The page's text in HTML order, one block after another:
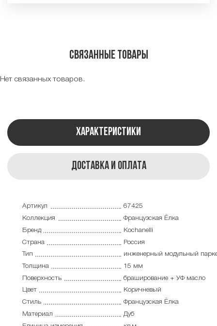
Связанные товары
Нет связанных товаров.
Характеристики
Доставка и оплата
Артикул
67425
Коллекция
Французская Ёлка
Бренд
Kochanelli
Страна
Россия
Тип
инженерный модульный
Толщина
15 мм
Поверхность
браширование + УФ масло
Цвет
Коричневый
Стиль
Французская Ёлка
Материал
Дуб